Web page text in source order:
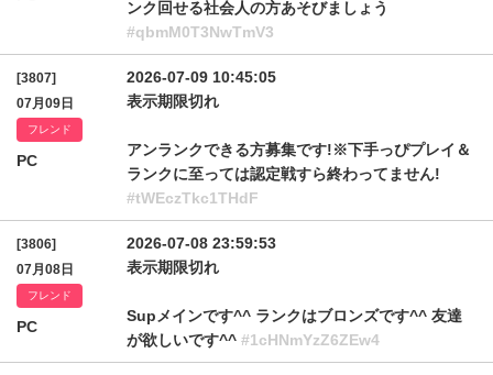
ンク回せる社会人の方あそびましょう
#qbmM0T3NwTmV3
[3807]
07月09日
フレンド
PC
2026-07-09 10:45:05
表示期限切れ
アンランクできる方募集です!※下手っぴプレイ＆
ランクに至っては認定戦すら終わってません!
#tWEczTkc1THdF
[3806]
07月08日
フレンド
PC
2026-07-08 23:59:53
表示期限切れ
Supメインです^^ ランクはブロンズです^^ 友達
が欲しいです^^ #1cHNmYzZ6ZEw4